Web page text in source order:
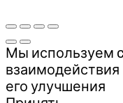
Мы используем
взаимодействия
его улучшения